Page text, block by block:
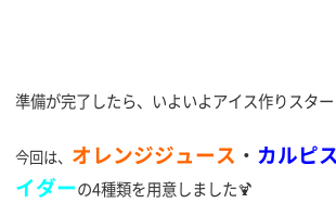
準備が完了したら、いよいよアイス作りスター
今回は、 オレンジジュース ・ カルピス
イダーの4種類を用意しました🍹